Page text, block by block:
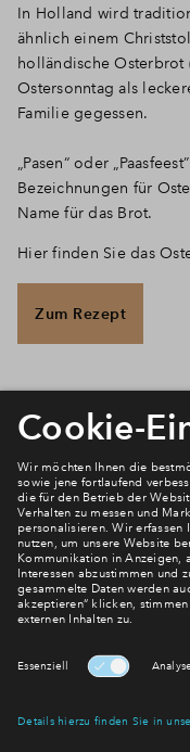
In Holland wird
ähnlich einem
holländische Osterbrot
Ostersonntag als
Familie gegessen.
„Pasen“ oder
Bezeichnungen für
Name für das Brot.
Hier finden Sie das
Zum Rezept
Verpassen Sie zu
mehr! Wir halten
regelmäßig
über den Stand